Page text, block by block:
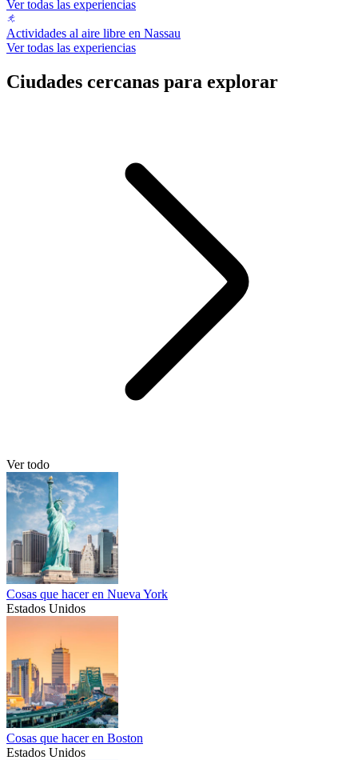
Ver todas las experiencias
Actividades al aire libre en Nassau
Ver todas las experiencias
Ciudades cercanas para explorar
Ver todo
Cosas que hacer en Nueva York
Estados Unidos
Cosas que hacer en Boston
Estados Unidos